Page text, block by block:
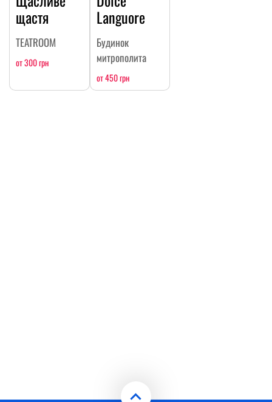
щастя
TEATROOM
от 300 грн
Languore
Будинок
митрополита
от 450 грн